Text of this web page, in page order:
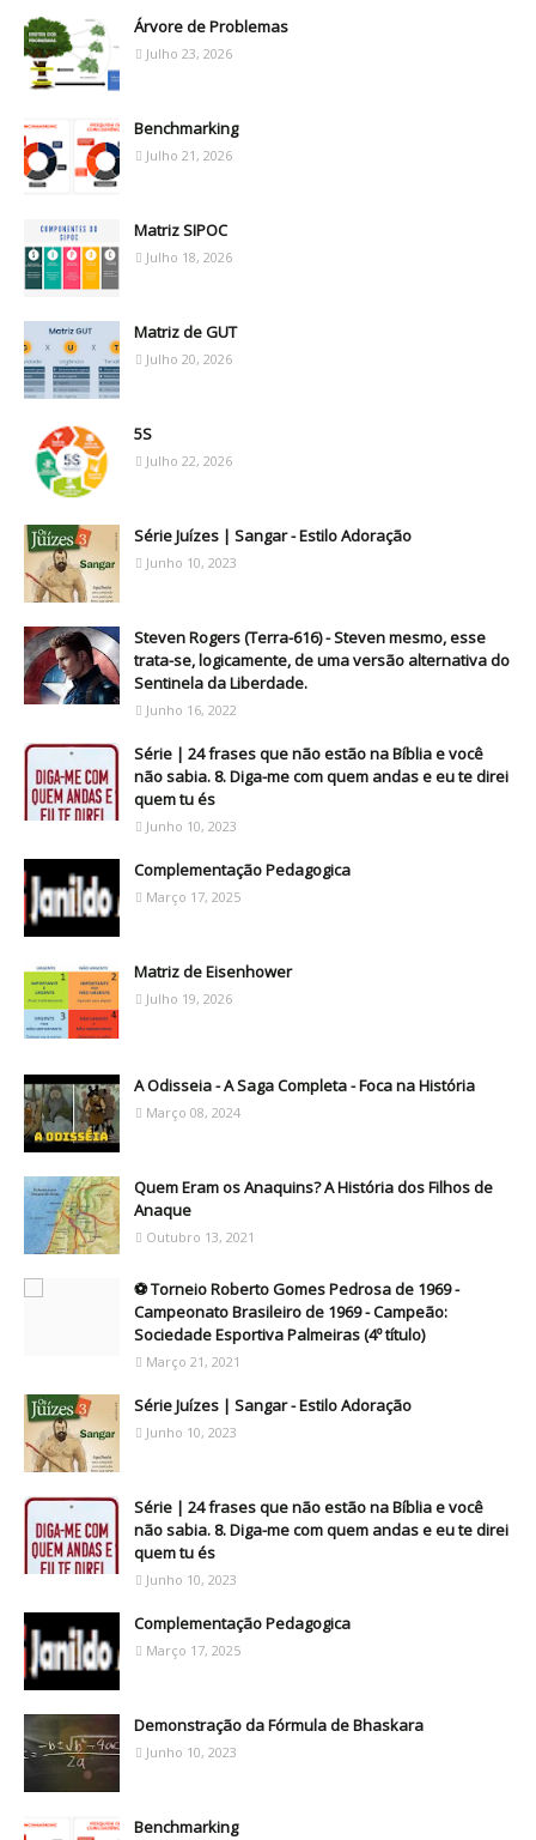
Árvore de Problemas
Julho 23, 2026
Benchmarking
Julho 21, 2026
Matriz SIPOC
Julho 18, 2026
Matriz de GUT
Julho 20, 2026
5S
Julho 22, 2026
Série Juízes | Sangar - Estilo Adoração
Junho 10, 2023
Steven Rogers (Terra-616) - Steven mesmo, esse
trata-se, logicamente, de uma versão alternativa do
Sentinela da Liberdade.
Junho 16, 2022
Série | 24 frases que não estão na Bíblia e você
não sabia. 8. Diga-me com quem andas e eu te direi
quem tu és
Junho 10, 2023
Complementação Pedagogica
Março 17, 2025
Matriz de Eisenhower
Julho 19, 2026
A Odisseia - A Saga Completa - Foca na História
Março 08, 2024
Quem Eram os Anaquins? A História dos Filhos de
Anaque
Outubro 13, 2021
⚽ Torneio Roberto Gomes Pedrosa de 1969 -
Campeonato Brasileiro de 1969 - Campeão:
Sociedade Esportiva Palmeiras (4º título)
Março 21, 2021
Série Juízes | Sangar - Estilo Adoração
Junho 10, 2023
Série | 24 frases que não estão na Bíblia e você
não sabia. 8. Diga-me com quem andas e eu te direi
quem tu és
Junho 10, 2023
Complementação Pedagogica
Março 17, 2025
Demonstração da Fórmula de Bhaskara
Junho 10, 2023
Benchmarking